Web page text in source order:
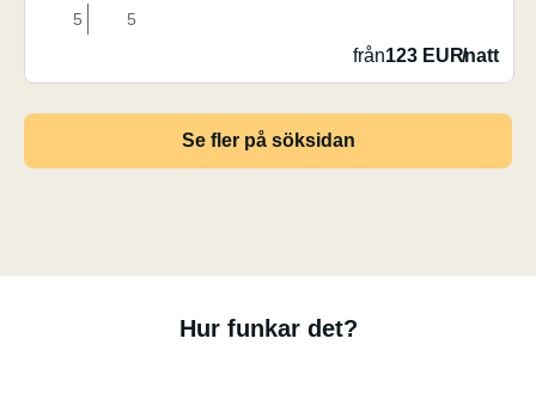
5 5
från123 EUR/natt
Se fler på söksidan
Hur funkar det?